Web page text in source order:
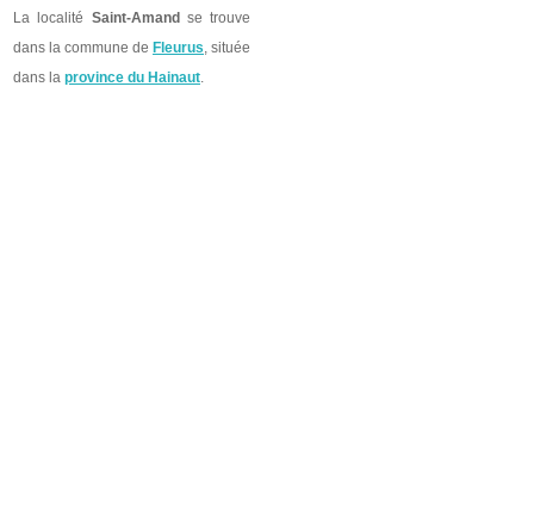
La localité Saint-Amand se trouve
dans la commune de Fleurus, située
dans la province du Hainaut.